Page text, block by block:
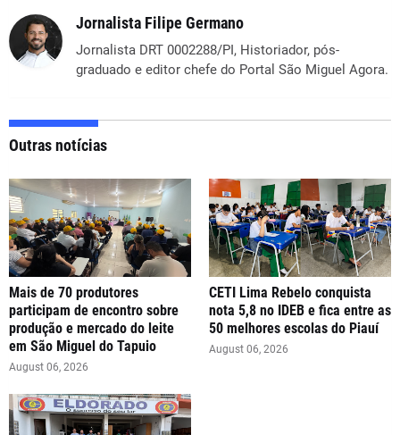
Jornalista Filipe Germano
Jornalista DRT 0002288/PI, Historiador, pós-
graduado e editor chefe do Portal São Miguel Agora.
Outras notícias
Mais de 70 produtores
participam de encontro sobre
produção e mercado do leite
em São Miguel do Tapuio
August 06, 2026
CETI Lima Rebelo conquista
nota 5,8 no IDEB e fica entre as
50 melhores escolas do Piauí
August 06, 2026